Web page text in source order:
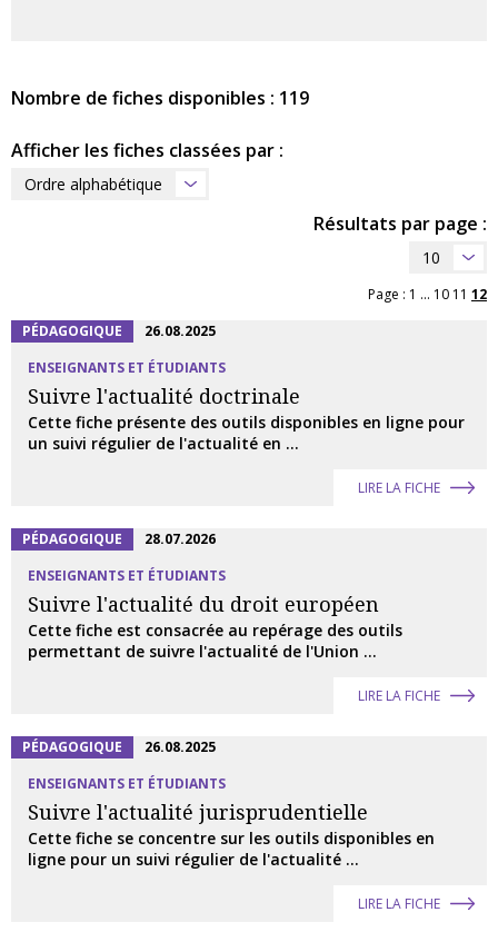
Nombre de fiches disponibles : 119
Afficher les fiches classées par :
Ordre alphabétique
Résultats par page :
10
Page : 1 ... 10 11 12
PÉDAGOGIQUE
26.08.2025
ENSEIGNANTS ET ÉTUDIANTS
Suivre l'actualité doctrinale
Cette fiche présente des outils disponibles en ligne pour
un suivi régulier de l'actualité en ...
LIRE LA FICHE
PÉDAGOGIQUE
28.07.2026
ENSEIGNANTS ET ÉTUDIANTS
Suivre l'actualité du droit européen
Cette fiche est consacrée au repérage des outils
permettant de suivre l'actualité de l'Union ...
LIRE LA FICHE
PÉDAGOGIQUE
26.08.2025
ENSEIGNANTS ET ÉTUDIANTS
Suivre l'actualité jurisprudentielle
Cette fiche se concentre sur les outils disponibles en
ligne pour un suivi régulier de l'actualité ...
LIRE LA FICHE